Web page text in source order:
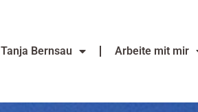
Tanja Bernsau Arbeite mit mir